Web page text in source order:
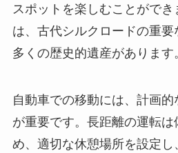
スポットを楽しむことがで
は、古代シルクロードの重要
多くの歴史的遺産があります
自動車での移動には、計画
が重要です。長距離の運転は
め、適切な休憩場所を設定